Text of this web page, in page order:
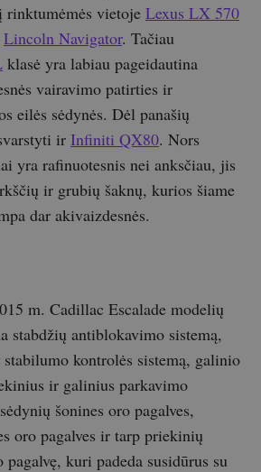
vietoje Lexus LX 570
Lincoln Navigator. Tačiau
klasė yra labiau pageidautina
vairavimo patirties ir
eilės sėdynės. Dėl panašių
ir Infiniti QX80. Nors
yra rafinuotesnis nei anksčiau, jis
ir grubių šaknų, kurios šiame
dar akivaizdesnės.
m. Cadillac Escalade modelių
stabdžių antiblokavimo sistemą,
kontrolės sistemą, galinio
ir galinius parkavimo
šonines oro pagalves,
oro pagalves ir tarp priekinių
pagalvę, kuri padeda susidūrus su